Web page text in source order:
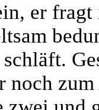
er fragt
noch